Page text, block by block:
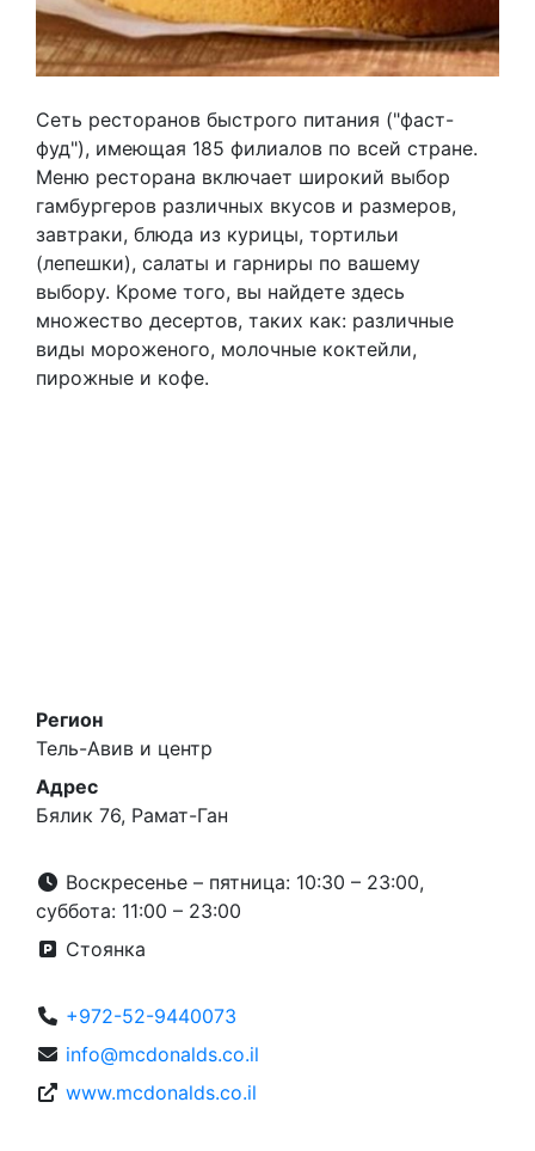
Сеть ресторанов быстрого питания ("фаст-
фуд"), имеющая 185 филиалов по всей стране.
Меню ресторана включает широкий выбор
гамбургеров различных вкусов и размеров,
завтраки, блюда из курицы, тортильи
(лепешки), салаты и гарниры по вашему
выбору. Кроме того, вы найдете здесь
множество десертов, таких как: различные
виды мороженого, молочные коктейли,
пирожные и кофе.
Регион
Тель-Авив и центр
Адрес
Бялик 76, Рамат-Ган
Воскресенье – пятница: 10:30 – 23:00,
суббота: 11:00 – 23:00
Стоянка
+972-52-9440073
info@mcdonalds.co.il
www.mcdonalds.co.il